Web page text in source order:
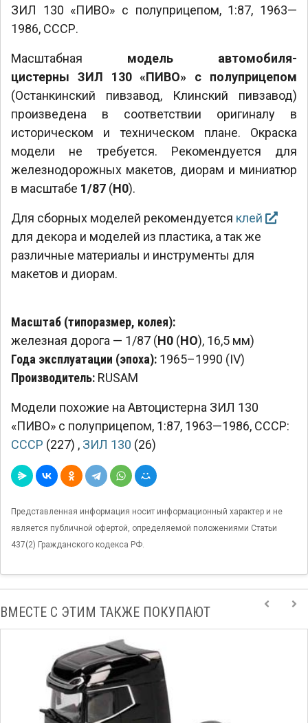
ЗИЛ 130 «ПИВО» с полуприцепом, 1:87, 1963—
1986, СССР.
Масштабная модель автомобиля-
цистерны ЗИЛ 130 «ПИВО» с полуприцепом
(Останкинский пивзавод, Клинский пивзавод)
произведена в соответствии оригиналу в
историческом и техническом плане. Окраска
модели не требуется. Рекомендуется для
железнодорожных макетов, диорам и миниатюр
в масштабе 1/87 (H0).
Для сборных моделей рекомендуется клей
для декора и моделей из пластика, а так же
различные материалы и инструменты для
макетов и диорам.
Масштаб (типоразмер, колея):
железная дорога — 1/87 (H0 (HO), 16,5 мм)
Года эксплуатации (эпоха): 1965–1990 (IV)
Производитель: RUSAM
Модели похожие на Автоцистерна ЗИЛ 130
«ПИВО» с полуприцепом, 1:87, 1963—1986, СССР:
СССР (227) , ЗИЛ 130 (26)
Представленная информация носит информационный характер и не
является публичной офертой, определяемой положениями Статьи
437(2) Гражданского кодекса РФ.
ВМЕСТЕ С ЭТИМ ТАКЖЕ ПОКУПАЮТ